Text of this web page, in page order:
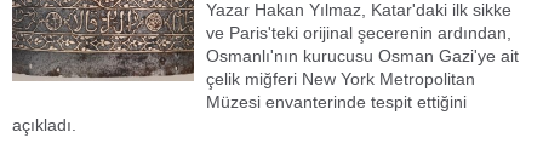
Yazar Hakan Yılmaz, Katar'daki ilk sikke
ve Paris'teki orijinal şecerenin ardından,
Osmanlı'nın kurucusu Osman Gazi'ye ait
çelik miğferi New York Metropolitan
Müzesi envanterinde tespit ettiğini
açıkladı.